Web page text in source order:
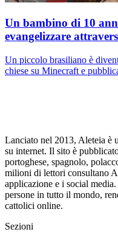
Un bambino di 10
evangelizzare
Un piccolo brasiliano è
chiese su Minecraft e
Lanciato nel 2013, Aleteia è
su internet. Il sito è
portoghese, spagnolo,
milioni di lettori consultano
applicazione e i social
persone in tutto il mondo,
cattolici online.
Sezioni